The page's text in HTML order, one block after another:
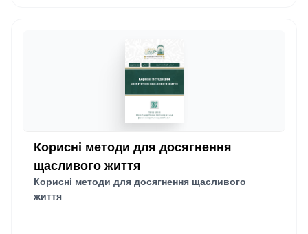
Корисні методи для досягнення
щасливого життя
Корисні методи для досягнення щасливого
життя